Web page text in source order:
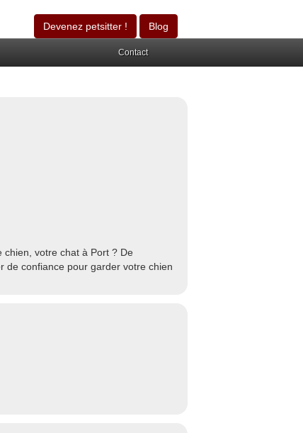
Devenez petsitter ! Blog
Contact
votre chat à Port ? De
de confiance pour garder votre chien